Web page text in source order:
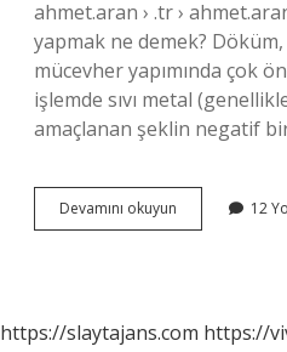
ahmet.aran › .tr ›
yapmak ne demek?
mücevher yapımında çok
işlemde sıvı metal
amaçlanan şeklin negatif bir
Devamını okuyun
Aşamaları
12
https://slaytajans.com https://